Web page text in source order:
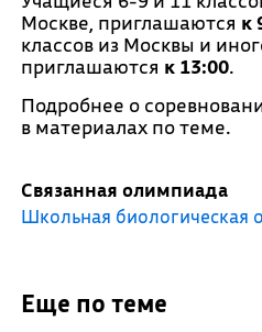
Москве, приглашаются к
классов из Москвы и
приглашаются к 13:00.
Подробнее о
в материалах по теме.
Связанная олимпиада
Школьная биологическая
Еще по теме